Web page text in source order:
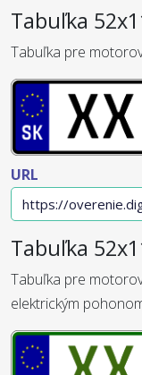
Tabuľka
Tabuľka pre
URL
Tabuľka
Tabuľka pre
elektrickým